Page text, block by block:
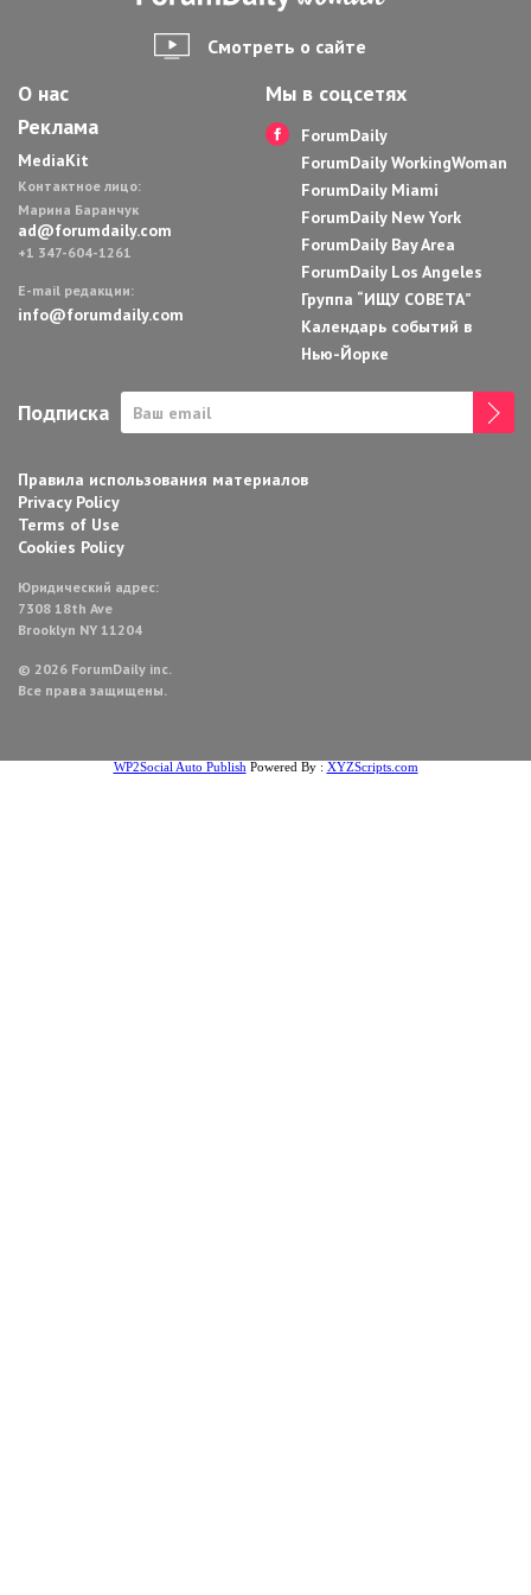
Смотреть о сайте
О нас
Реклама
MediaKit
Контактное лицо:
Марина Баранчук
ad@forumdaily.com
+1 347-604-1261
E-mail редакции:
info@forumdaily.com
Мы в соцсетях
ForumDaily
ForumDaily WorkingWoman
ForumDaily Miami
ForumDaily New York
ForumDaily Bay Area
ForumDaily Los Angeles
Группа “ИЩУ СОВЕТА”
Календарь событий в
Нью-Йорке
Подписка
Правила использования материалов
Privacy Policy
Terms of Use
Cookies Policy
Юридический адрес:
7308 18th Ave
Brooklyn NY 11204
© 2026 ForumDaily inc.
Все права защищены.
WP2Social Auto Publish Powered By : XYZScripts.com